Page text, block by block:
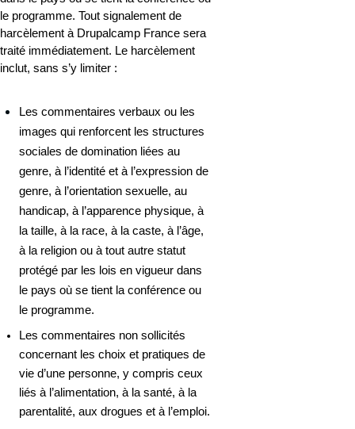
le programme. Tout signalement de
harcèlement à Drupalcamp France sera
traité immédiatement. Le harcèlement
inclut, sans s’y limiter :
Les commentaires verbaux ou les
images qui renforcent les structures
sociales de domination liées au
genre, à l’identité et à l’expression de
genre, à l’orientation sexuelle, au
handicap, à l’apparence physique, à
la taille, à la race, à la caste, à l’âge,
à la religion ou à tout autre statut
protégé par les lois en vigueur dans
le pays où se tient la conférence ou
le programme.
Les commentaires non sollicités
concernant les choix et pratiques de
vie d’une personne, y compris ceux
liés à l’alimentation, à la santé, à la
parentalité, aux drogues et à l’emploi.